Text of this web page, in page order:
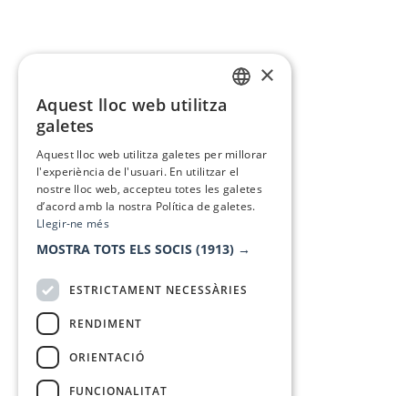
×
Aquest lloc web utilitza
galetes
Aquest lloc web utilitza galetes per millorar
l'experiència de l'usuari. En utilitzar el
nostre lloc web, accepteu totes les galetes
d’acord amb la nostra Política de galetes.
Llegir-ne més
MOSTRA TOTS ELS SOCIS (1913) →
ESTRICTAMENT NECESSÀRIES
RENDIMENT
ORIENTACIÓ
FUNCIONALITAT